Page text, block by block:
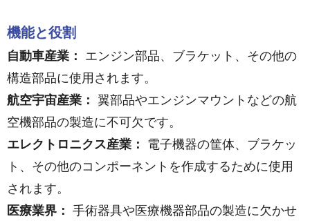
機能と役割
自動車産業： エンジン部品、ブラケット、その他の
構造部品に使用されます。
航空宇宙産業： 翼部品やエンジンマウントなどの航
空機部品の製造に不可欠です。
エレクトロニクス産業： 電子機器の筐体、ブラケッ
ト、その他のコンポーネントを作成するために使用
されます。
医療業界： 手術器具や医療機器部品の製造に欠かせ